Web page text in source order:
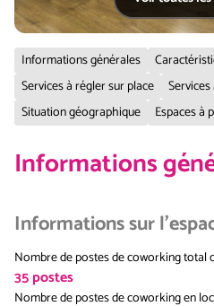
Informations générales
Services à régler sur place
Situation géographique
Espaces à
Informations
Informations sur
Nombre de postes de coworking total
35postes
Nombre de postes de coworking en